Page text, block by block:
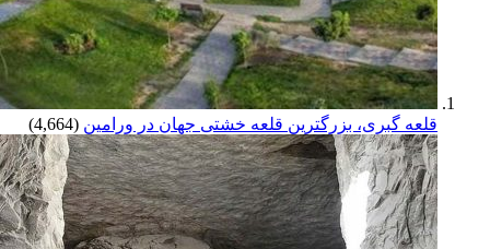
قلعه گبری، بزرگترین قلعه خشتی جهان در ورامین (4,664)